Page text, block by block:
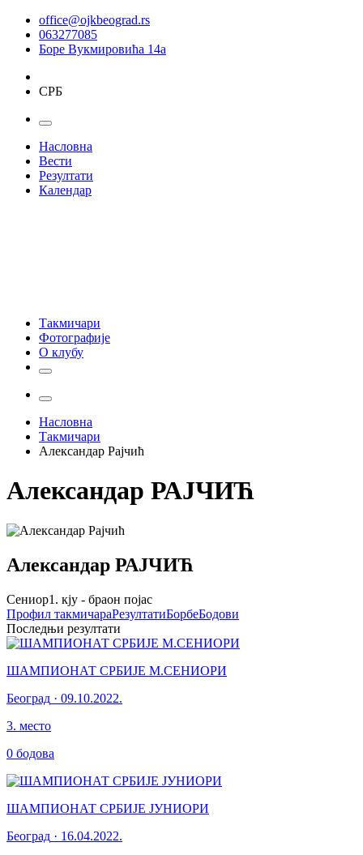
office@ojkbeograd.rs
063277085
Боре Вукмировића 14а
СРБ
Насловна
Вести
Резултати
Календар
Такмичари
Фотографије
О клубу
Насловна
Такмичари
Александар Рајчић
Александар РАЈЧИЋ
Александар РАЈЧИЋ
Сениор1. кју - браон појас
Профил такмичараРезултатиБорбеБодови
Последњи резултати
ШАМПИОНАТ СРБИЈЕ М.СЕНИОРИ
Београд · 09.10.2022.
3. место
0 бодова
ШАМПИОНАТ СРБИЈЕ ЈУНИОРИ
Београд · 16.04.2022.